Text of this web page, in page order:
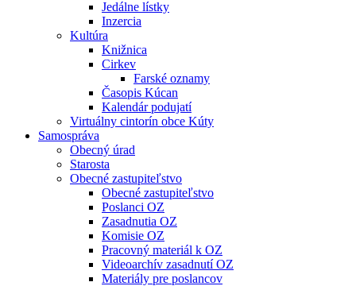
Jedálne lístky
Inzercia
Kultúra
Knižnica
Cirkev
Farské oznamy
Časopis Kúcan
Kalendár podujatí
Virtuálny cintorín obce Kúty
Samospráva
Obecný úrad
Starosta
Obecné zastupiteľstvo
Obecné zastupiteľstvo
Poslanci OZ
Zasadnutia OZ
Komisie OZ
Pracovný materiál k OZ
Videoarchív zasadnutí OZ
Materiály pre poslancov